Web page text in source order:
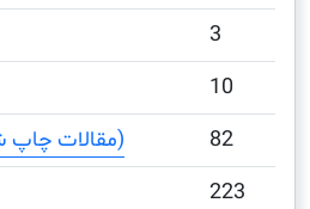
3
10
Total Documents (3 years) ( مقالات چاپ شده سه سال گذشته)
82
223